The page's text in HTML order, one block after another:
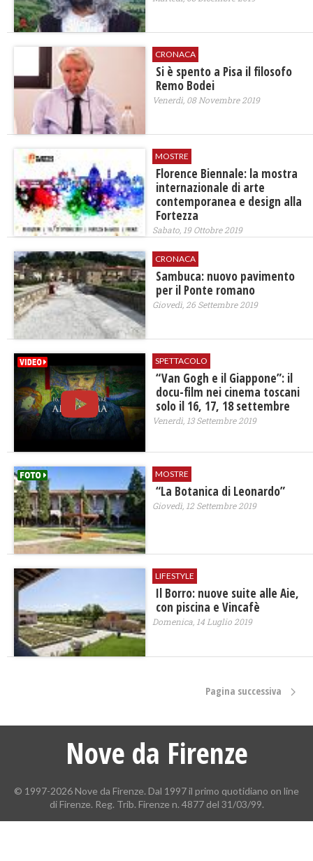
CRONACA
Si è spento a Pisa il filosofo
Remo Bodei
Venerdì, 08 Novembre 2019
MOSTRE
Florence Biennale: la mostra
internazionale di arte
contemporanea e design alla
Fortezza
Sabato, 19 Ottobre 2019
CRONACA
Sambuca: nuovo pavimento
per il Ponte romano
Giovedì, 26 Settembre 2019
SPETTACOLO
“Van Gogh e il Giappone”: il
docu-film nei cinema toscani
solo il 16, 17, 18 settembre
Venerdì, 13 Settembre 2019
MOSTRE
“La Botanica di Leonardo”
Giovedì, 12 Settembre 2019
LIFESTYLE
Il Borro: nuove suite alle Aie,
con piscina e Vincafè
Domenica, 14 Luglio 2019
Pagina successiva
Nove da Firenze
© 1997-2026 Nove da Firenze. Dal 1997 il primo quotidiano on line
di Firenze. Reg. Trib. Firenze n. 4877 del 31/03/99.